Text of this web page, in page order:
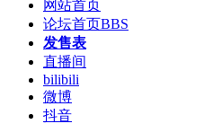
网站首页
论坛首页BBS
发售表
直播间
bilibili
微博
抖音